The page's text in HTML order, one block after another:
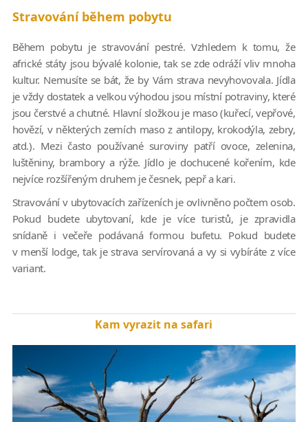
Stravování během pobytu
Během pobytu je stravování pestré. Vzhledem k tomu, že
africké státy jsou bývalé kolonie, tak se zde odráží vliv mnoha
kultur. Nemusíte se bát, že by Vám strava nevyhovovala. Jídla
je vždy dostatek a velkou výhodou jsou místní potraviny, které
jsou čerstvé a chutné. Hlavní složkou je maso (kuřecí, vepřové,
hovězí, v některých zemích maso z antilopy, krokodýla, zebry,
atd.). Mezi často používané suroviny patří ovoce, zelenina,
luštěniny, brambory a rýže. Jídlo je dochucené kořením, kde
nejvíce rozšířeným druhem je česnek, pepř a kari.
Stravování v ubytovacích zařízeních je ovlivněno počtem osob.
Pokud budete ubytovaní, kde je více turistů, je zpravidla
snídaně i večeře podávaná formou bufetu. Pokud budete
v menší lodge, tak je strava servírovaná a vy si vybíráte z více
variant.
Kam vyrazit na safari